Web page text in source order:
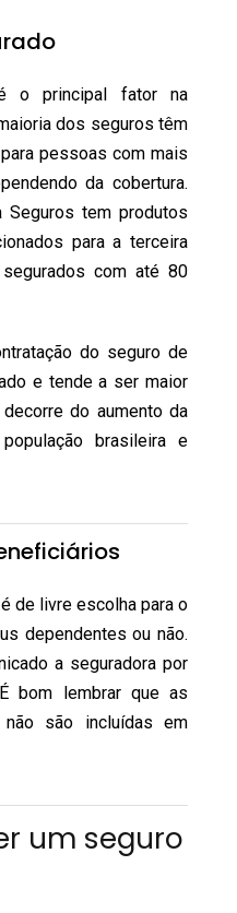
o principal fator na
dos seguros têm
pessoas com mais
da cobertura.
Seguros tem produtos
para a terceira
com até 80
do seguro de
e tende a ser maior
do aumento da
brasileira e
de livre escolha para o
dependentes ou não.
a seguradora por
bom lembrar que as
são incluídas em
um seguro